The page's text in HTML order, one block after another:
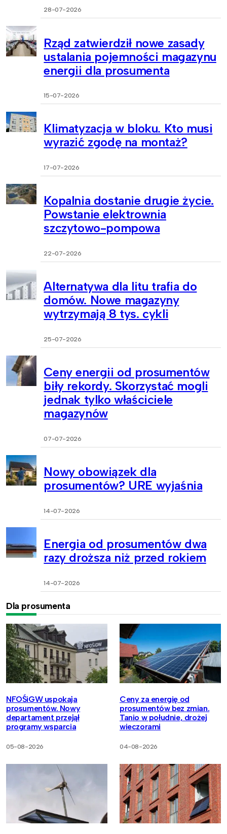
28-07-2026
Rząd zatwierdził nowe zasady
ustalania pojemności magazynu
energii dla prosumenta
15-07-2026
Klimatyzacja w bloku. Kto musi
wyrazić zgodę na montaż?
17-07-2026
Kopalnia dostanie drugie życie.
Powstanie elektrownia
szczytowo-pompowa
22-07-2026
Alternatywa dla litu trafia do
domów. Nowe magazyny
wytrzymają 8 tys. cykli
25-07-2026
Ceny energii od prosumentów
biły rekordy. Skorzystać mogli
jednak tylko właściciele
magazynów
07-07-2026
Nowy obowiązek dla
prosumentów? URE wyjaśnia
14-07-2026
Energia od prosumentów dwa
razy droższa niż przed rokiem
14-07-2026
Dla prosumenta
NFOŚiGW uspokaja
prosumentów. Nowy
departament przejął
programy wsparcia
05-08-2026
Ceny za energię od
prosumentów bez zmian.
Tanio w południe, drożej
wieczorami
04-08-2026